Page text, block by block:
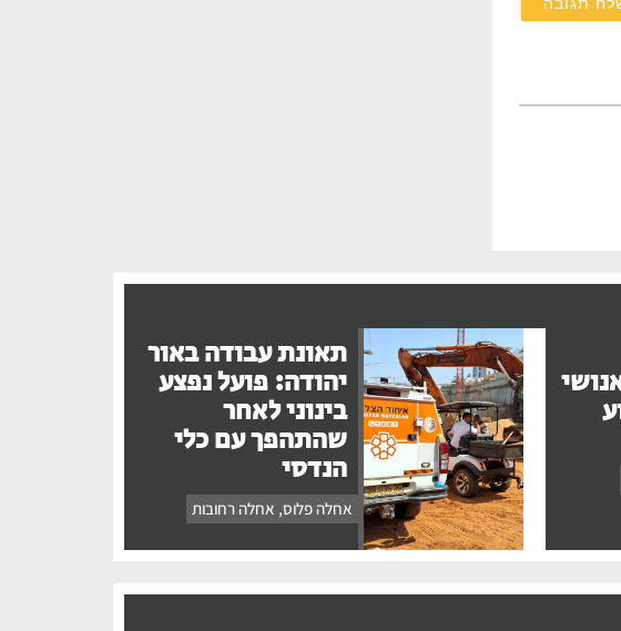
תאונת עבודה באור
יהודה: פועל נפצע
בינוני לאחר
שהתהפך עם כלי
הנדסי
אחלה פלוס, אחלה רחובות